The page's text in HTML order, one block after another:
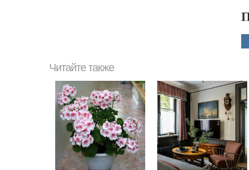
Читайте также